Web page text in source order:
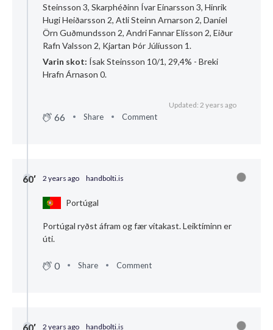
Steinsson 3, Skarphéðinn Ívar Einarsson 3, Hinrik
Hugi Heiðarsson 2, Atli Steinn Arnarson 2, Daníel
Örn Guðmundsson 2, Andri Fannar Elísson 2, Eiður
Rafn Valsson 2, Kjartan Þór Júlíusson 1.
Varin skot: Ísak Steinsson 10/1, 29,4% - Breki
Hrafn Árnason 0.
Updated: 2 years ago
66 Share Comment
60′ 2 years ago handbolti.is
Portúgal
Portúgal ryðst áfram og fær vítakast. Leiktíminn er
úti.
0 Share Comment
60′ 2 years ago handbolti.is